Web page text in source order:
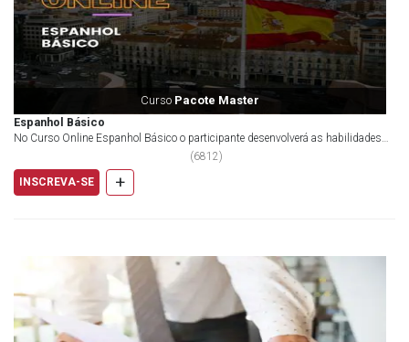
Curso Pacote Master
Espanhol Básico
No Curso Online Espanhol Básico o participante desenvolverá as habilidades
(6812)
INSCREVA-SE
+